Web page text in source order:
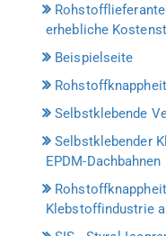
erhebliche
Beispielseite
Selbstklebende
Selbstklebender
EPDM-Dachbahnen
Klebstoffindustrie